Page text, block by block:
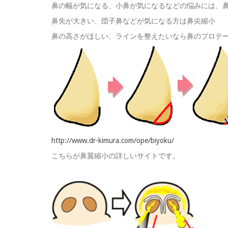
鼻の幅が気になる、小鼻が気になるなどの悩みには、
鼻先が大きい、団子鼻などが気になる方は鼻尖縮小
鼻の高さがほしい、ラインを整えたいなら鼻のプロテ
http://www.dr-kimura.com/ope/biyoku/
こちらが鼻翼縮小の詳しいサイトです。